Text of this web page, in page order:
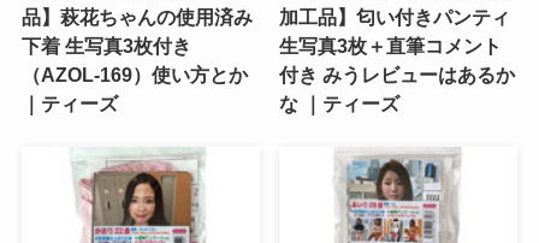
品】萩花ちゃんの使用済み
下着 生写真3枚付き
（AZOL-169）使い方とか
｜ティーズ
加工品】匂い付きパンティ
生写真3枚＋直筆コメント
付き みうレビューはあるか
な ｜ティーズ